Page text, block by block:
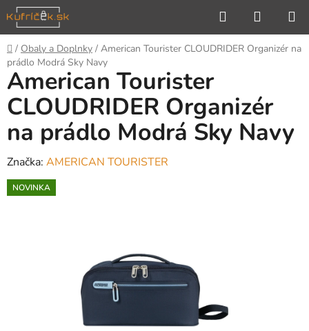
Prejsť
na
obsah
Hľadať
KOŠÍK
Domov
/ Obaly a Doplnky / American Tourister CLOUDRIDER Organizér na
prádlo Modrá Sky Navy
American Tourister
CLOUDRIDER Organizér
na prádlo Modrá Sky Navy
Značka: AMERICAN TOURISTER
NOVINKA